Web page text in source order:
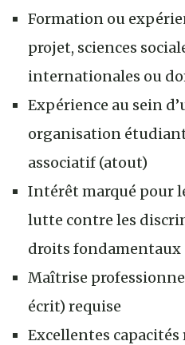
Formation ou
projet, sciences
internationales ou
Expérience au sein
organisation
associatif (atout)
Intérêt marqué pour
lutte contre les
droits fondamentaux
Maîtrise
écrit) requise
Excellentes